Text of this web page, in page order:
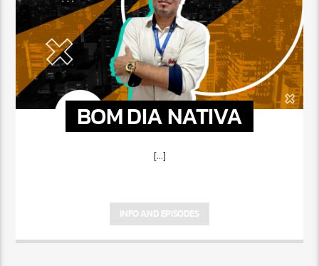
BOM DIA NATIVA
[...]
INFO AND EPISODES